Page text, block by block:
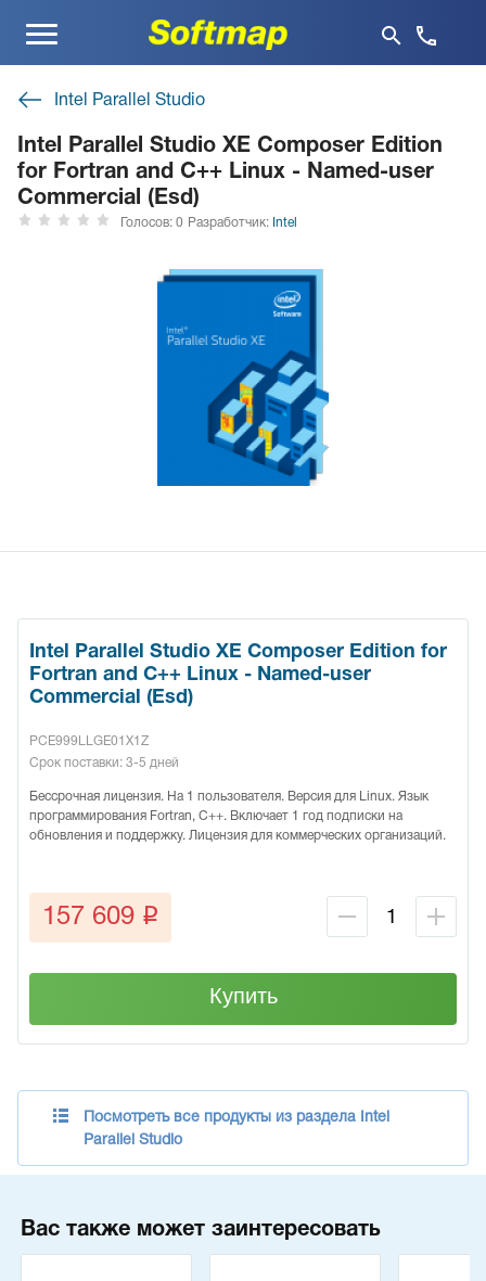
Меню
Intel Parallel Studio
Intel Parallel Studio XE Composer Edition
for Fortran and C++ Linux - Named-user
Commercial (Esd)
Голосов: 0 Разработчик: Intel
Intel Parallel Studio XE Composer Edition for
Fortran and C++ Linux - Named-user
Commercial (Esd)
PCE999LLGE01X1Z
Срок поставки: 3-5 дней
Бессрочная лицензия. На 1 пользователя. Версия для Linux. Язык
программирования Fortran, C++. Включает 1 год подписки на
обновления и поддержку. Лицензия для коммерческих организаций.
157 609 q
Купить
Посмотреть все продукты из раздела Intel
Parallel Studio
Вас также может заинтересовать